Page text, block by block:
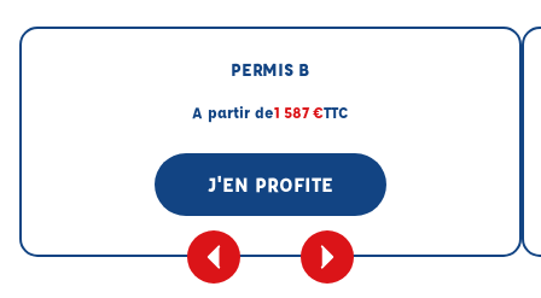
PERMIS B
A partir de1 587 €TTC
J'EN PROFITE